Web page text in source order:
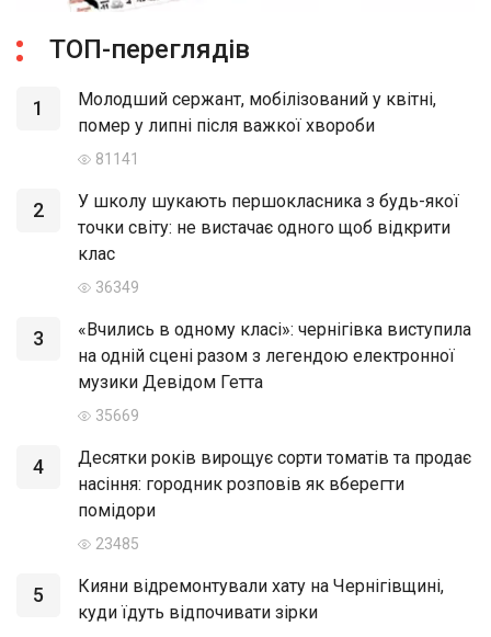
ТОП-переглядів
1
Молодший сержант, мобілізований у квітні,
помер у липні після важкої хвороби
81141
2
У школу шукають першокласника з будь-якої
точки світу: не вистачає одного щоб відкрити
клас
36349
3
«Вчились в одному класі»: чернігівка виступила
на одній сцені разом з легендою електронної
музики Девідом Гетта
35669
4
Десятки років вирощує сорти томатів та продає
насіння: городник розповів як вберегти
помідори
23485
5
Кияни відремонтували хату на Чернігівщині,
куди їдуть відпочивати зірки